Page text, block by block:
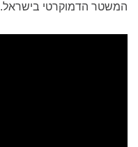
המשטר הדמוקרטי בישראל.